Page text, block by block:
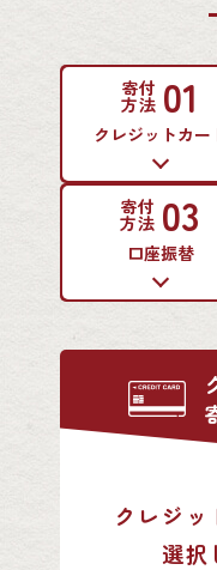
寄付
方法 01
クレジットカー
寄付
方法 03
口座振替
クレジ
選択